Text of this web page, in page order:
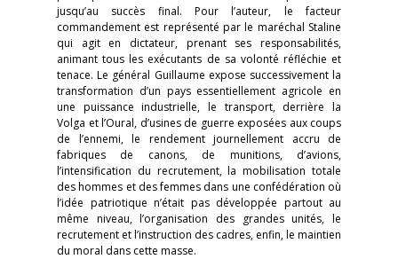
jusqu’au succès final. Pour l’auteur, le facteur
commandement est représenté par le maréchal Staline
qui agit en dictateur, prenant ses responsabilités,
animant tous les exécutants de sa volonté réfléchie et
tenace. Le général Guillaume expose successivement la
transformation d’un pays essentiellement agricole en
une puissance industrielle, le transport, derrière la
Volga et l’Oural, d’usines de guerre exposées aux coups
de l’ennemi, le rendement journellement accru de
fabriques de canons, de munitions, d’avions,
l’intensification du recrutement, la mobilisation totale
des hommes et des femmes dans une confédération où
l’idée patriotique n’était pas développée partout au
même niveau, l’organisation des grandes unités, le
recrutement et l’instruction des cadres, enfin, le maintien
du moral dans cette masse.